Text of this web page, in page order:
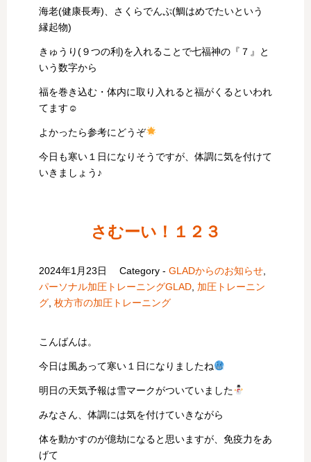
海老(健康長寿)、さくらでんぷ(鯛はめでたいという
縁起物)
きゅうり(９つの利)を入れることで七福神の『７』と
いう数字から
福を巻き込む・体内に取り入れると福がくるといわれ
てます☺
よかったら参考にどうぞ
今日も寒い１日になりそうですが、体調に気を付けて
いきましょう♪
さむーい！１２３
2024年1月23日 Category -GLADからのお知らせ
パーソナル加圧トレーニングGLAD 加圧トレーニン
グ 枚方市の加圧トレーニング
こんばんは。
今日は風あって寒い１日になりましたね
明日の天気予報は雪マークがついていました
みなさん、体調には気を付けていきながら
体を動かすのが億劫になると思いますが、免疫力をあ
げて